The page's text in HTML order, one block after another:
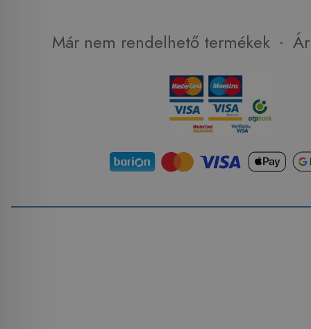
Már nem rendelhető termékek -